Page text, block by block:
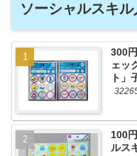
ソーシャルスキ
300
ェッ
ト」
100
ルス